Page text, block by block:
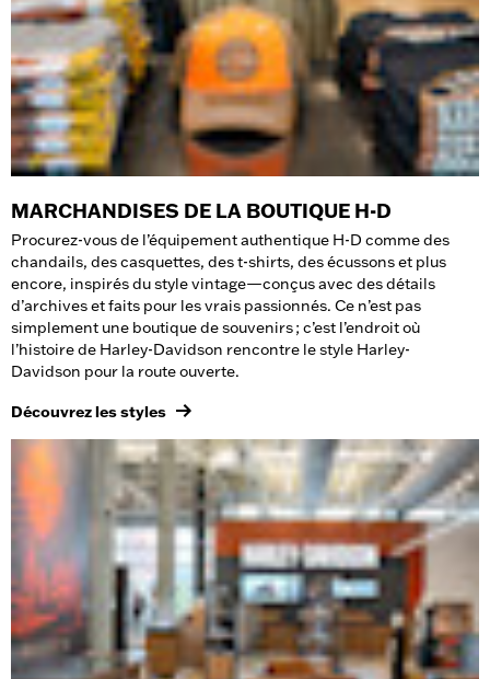
MARCHANDISES DE LA BOUTIQUE H-D
Procurez-vous de l’équipement authentique H-D comme des
chandails, des casquettes, des t-shirts, des écussons et plus
encore, inspirés du style vintage—conçus avec des détails
d’archives et faits pour les vrais passionnés. Ce n’est pas
simplement une boutique de souvenirs ; c’est l’endroit où
l’histoire de Harley-Davidson rencontre le style Harley-
Davidson pour la route ouverte.
Découvrez les styles